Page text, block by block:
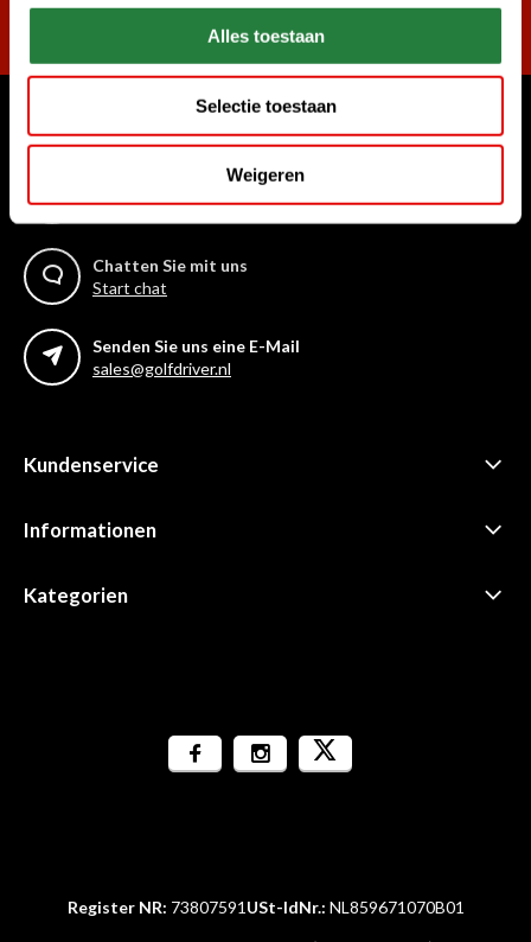
Alles toestaan
Selectie toestaan
Weigeren
Abonnieren
Womit können wir Ihnen helfen?
+31 85 06 02 099
Chatten Sie mit uns
Start chat
Senden Sie uns eine E-Mail
sales@golfdriver.nl
Kundenservice
Informationen
Kategorien
Register NR: 73807591 USt-IdNr.: NL859671070B01